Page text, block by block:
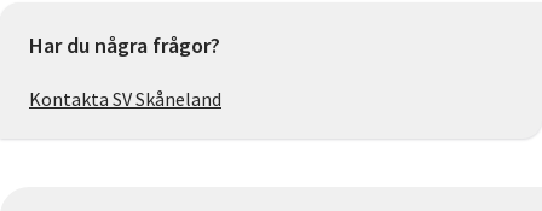
Har du några frågor?
Kontakta SV Skåneland